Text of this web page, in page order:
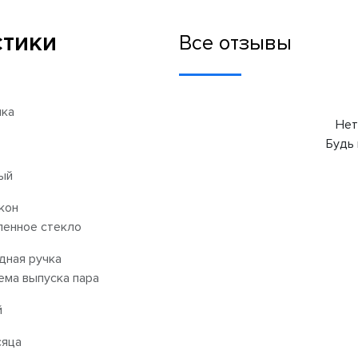
стекло
ручка
выпуска пара
Все отзывы
Будь